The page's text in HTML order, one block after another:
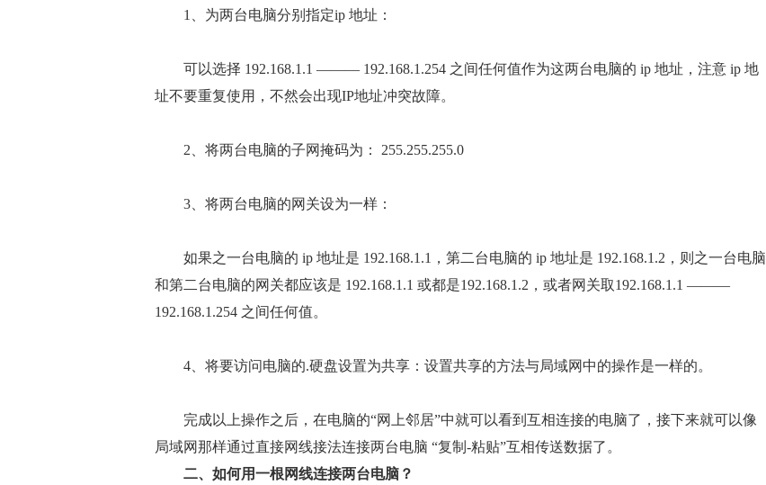
1、为两台电脑分别指定ip 地址：
可以选择 192.168.1.1 ——— 192.168.1.254 之间任何值作为这两台电脑的 ip 地址，注意 ip 地
址不要重复使用，不然会出现IP地址冲突故障。
2、将两台电脑的子网掩码为： 255.255.255.0
3、将两台电脑的网关设为一样：
如果之一台电脑的 ip 地址是 192.168.1.1，第二台电脑的 ip 地址是 192.168.1.2，则之一台电脑
和第二台电脑的网关都应该是 192.168.1.1 或都是192.168.1.2，或者网关取192.168.1.1 ———
192.168.1.254 之间任何值。
4、将要访问电脑的.硬盘设置为共享：设置共享的方法与局域网中的操作是一样的。
完成以上操作之后，在电脑的“网上邻居”中就可以看到互相连接的电脑了，接下来就可以像
局域网那样通过直接网线接法连接两台电脑 “复制-粘贴”互相传送数据了。
二、如何用一根网线连接两台电脑？